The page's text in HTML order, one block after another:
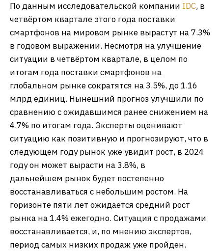
По данным исследовательской компании IDC, в
четвёртом квартале этого года поставки
смартфонов на мировом рынке вырастут на 7.3%
в годовом выражении. Несмотря на улучшение
ситуации в четвёртом квартале, в целом по
итогам года поставки смартфонов на
глобальном рынке сократятся на 3.5%, до 1.16
млрд единиц. Нынешний прогноз улучшили по
сравнению с ожидавшимся ранее снижением на
4.7% по итогам года. Эксперты оценивают
ситуацию как позитивную и прогнозируют, что в
следующем году рынок уже увидит рост, в 2024
году он может вырасти на 3.8%, в
дальнейшем рынок будет постепенно
восстанавливаться с небольшим ростом. На
горизонте пяти лет ожидается средний рост
рынка на 1.4% ежегодно. Ситуация с продажами
восстанавливается, и, по мнению экспертов,
период самых низких продаж уже пройден.